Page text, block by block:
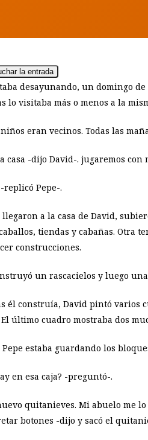
ESC to close
la entrada
desayunando, un domingo
lo visitaba más o menos a la
niños eran vecinos. Todas las
casa -dijo David-. jugaremos con
replicó Pepe-.
llegaron a la casa de David,
tiendas y cabañas. Otra
construcciones.
un rascacielos y luego
él construía, David pintó varios
último cuadro mostraba dos
Pepe estaba guardando los
en esa caja? -preguntó-.
quitanieves. Mi abuelo me
botones -dijo y sacó el